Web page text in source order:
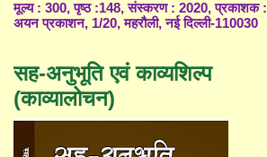
मूल्य : 300, पृष्ठ :148, संस्करण : 2020, प्रकाशक :
अयन प्रकाशन, 1/20, महरौली, नई दिल्ली-110030
सह-अनुभूति एवं काव्यशिल्प
(काव्यालोचन)